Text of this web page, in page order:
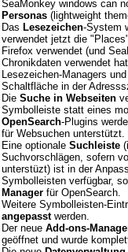
SeaMonkey windows can
Personas (lightweight
Das Lesezeichen-System
verwendet jetzt die
Firefox verwendet (und
Chronikdaten verwendet
Lesezeichen-Managers
Schaltfläche in der
Die Suche in Webseiten
Symbolleiste statt eines
OpenSearch-Plugins
für Websuchen unterstützt.
Eine optionale Suchleiste
Suchvorschlägen, sofern
unterstüzt) ist in der
Symbolleisten verfügbar,
Manager für OpenSearch.
Weitere Symbolleisten-
angepasstwerden.
Der neue Add-ons-
geöffnet und wurde